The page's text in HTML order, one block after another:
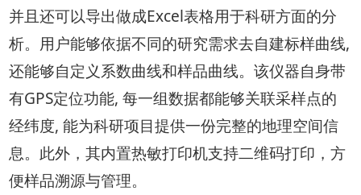
并且还可以导出做成Excel表格用于科研方面的分
析。用户能够依据不同的研究需求去自建标样曲线,
还能够自定义系数曲线和样品曲线。该仪器自身带
有GPS定位功能, 每一组数据都能够关联采样点的
经纬度, 能为科研项目提供一份完整的地理空间信
息。此外，其内置热敏打印机支持二维码打印，方
便样品溯源与管理。